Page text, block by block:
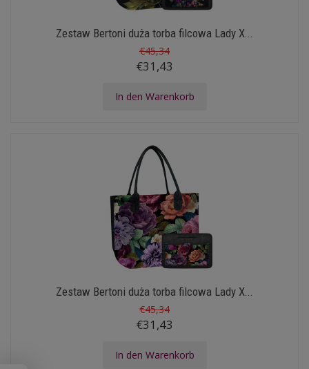
Zestaw Bertoni duża torba filcowa Lady X...
€45,34
€31,43
In den Warenkorb
Zestaw Bertoni duża torba filcowa Lady X...
€45,34
€31,43
In den Warenkorb